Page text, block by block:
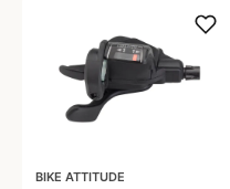
BIKE ATTITUDE